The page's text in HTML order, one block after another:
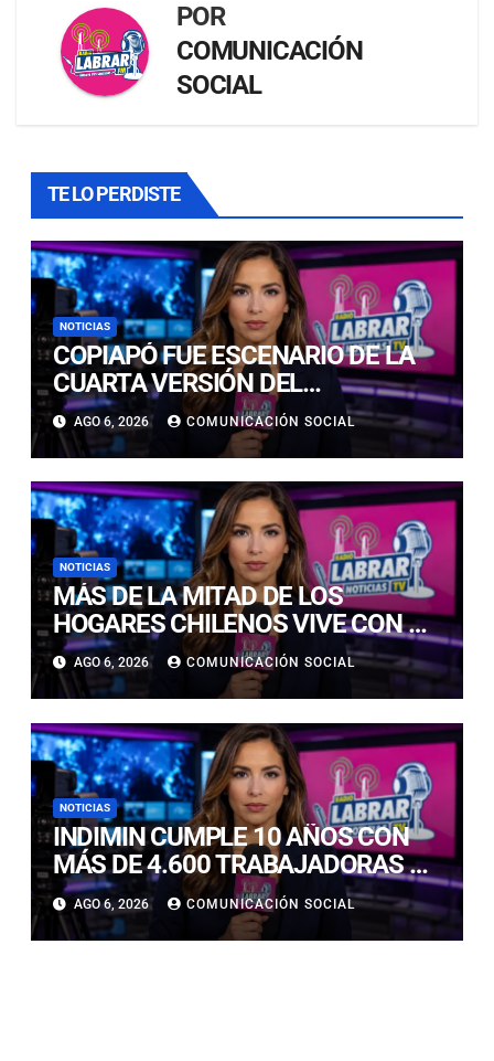
POR
COMUNICACIÓN
SOCIAL
TE LO PERDISTE
NOTICIAS
COPIAPÓ FUE ESCENARIO DE LA
CUARTA VERSIÓN DEL
CAMPEONATO REGIONAL DE
BANDAS DE GUERRA
ESTUDIANTILES
AGO 6, 2026 COMUNICACIÓN SOCIAL
NOTICIAS
MÁS DE LA MITAD DE LOS
HOGARES CHILENOS VIVE CON UN
GATO: LAS CLAVES PARA
CUIDARLOS Y PREVENIR
PROBLEMAS DE SALUD
AGO 6, 2026 COMUNICACIÓN SOCIAL
NOTICIAS
INDIMIN CUMPLE 10 AÑOS CON
MÁS DE 4.600 TRABAJADORAS Y
TRABAJADORES IMPACTADOS
POR SUS SOLUCIONES
TECNOLÓGICAS EN MINERÍA
AGO 6, 2026 COMUNICACIÓN SOCIAL